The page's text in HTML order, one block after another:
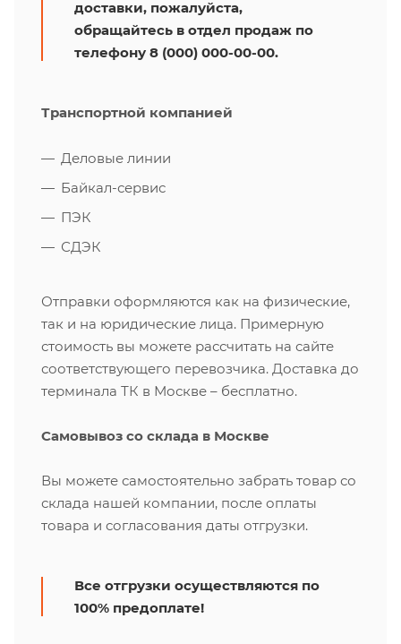
доставки, пожалуйста,
обращайтесь в отдел продаж по
телефону 8 (000) 000-00-00.
Транспортной компанией
Деловые линии
Байкал-сервис
ПЭК
СДЭК
Отправки оформляются как на физические,
так и на юридические лица. Примерную
стоимость вы можете рассчитать на сайте
соответствующего перевозчика. Доставка до
терминала ТК в Москве – бесплатно.
Самовывоз со склада в Москве
Вы можете самостоятельно забрать товар со
склада нашей компании, после оплаты
товара и согласования даты отгрузки.
Все отгрузки осуществляются по
100% предоплате!